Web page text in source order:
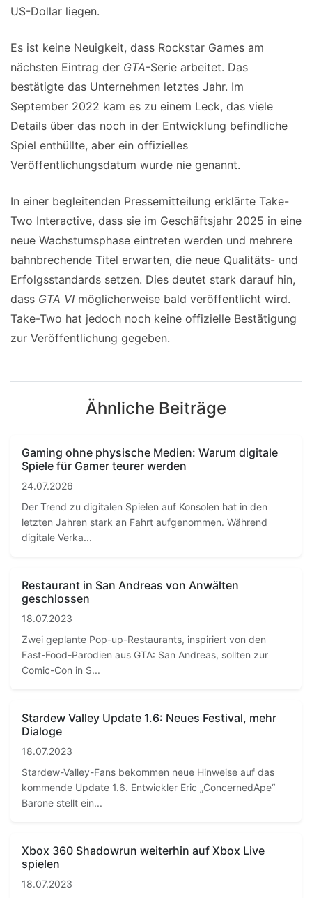
US-Dollar liegen.
Es ist keine Neuigkeit, dass Rockstar Games am
nächsten Eintrag der GTA-Serie arbeitet. Das
bestätigte das Unternehmen letztes Jahr. Im
September 2022 kam es zu einem Leck, das viele
Details über das noch in der Entwicklung befindliche
Spiel enthüllte, aber ein offizielles
Veröffentlichungsdatum wurde nie genannt.
In einer begleitenden Pressemitteilung erklärte Take-
Two Interactive, dass sie im Geschäftsjahr 2025 in eine
neue Wachstumsphase eintreten werden und mehrere
bahnbrechende Titel erwarten, die neue Qualitäts- und
Erfolgsstandards setzen. Dies deutet stark darauf hin,
dass GTA VI möglicherweise bald veröffentlicht wird.
Take-Two hat jedoch noch keine offizielle Bestätigung
zur Veröffentlichung gegeben.
Ähnliche Beiträge
Gaming ohne physische Medien: Warum digitale
Spiele für Gamer teurer werden
24.07.2026
Der Trend zu digitalen Spielen auf Konsolen hat in den
letzten Jahren stark an Fahrt aufgenommen. Während
digitale Verka...
Restaurant in San Andreas von Anwälten
geschlossen
18.07.2023
Zwei geplante Pop-up-Restaurants, inspiriert von den
Fast-Food-Parodien aus GTA: San Andreas, sollten zur
Comic-Con in S...
Stardew Valley Update 1.6: Neues Festival, mehr
Dialoge
18.07.2023
Stardew-Valley-Fans bekommen neue Hinweise auf das
kommende Update 1.6. Entwickler Eric „ConcernedApe“
Barone stellt ein...
Xbox 360 Shadowrun weiterhin auf Xbox Live
spielen
18.07.2023